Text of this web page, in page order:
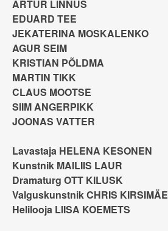
ARTUR LINNUS
EDUARD TEE
JEKATERINA MOSKALENKO
AGUR SEIM
KRISTIAN PÕLDMA
MARTIN TIKK
CLAUS MOOTSE
SIIM ANGERPIKK
JOONAS VATTER
Lavastaja HELENA KESONEN
Kunstnik MAILIIS LAUR
Dramaturg OTT KILUSK
Valguskunstnik CHRIS KIRSIMÄE
Helilooja LIISA KOEMETS